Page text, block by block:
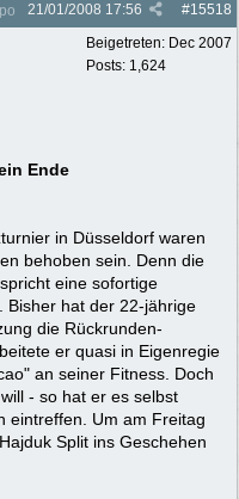
#15518
21/01/2008 17:56
Beigetreten: Dec 2007
Posts: 1,624
Ende
in Düsseldorf waren
behoben sein. Denn die
eine sofortige
Bisher hat der 22-jährige
die Rückrunden-
er quasi in Eigenregie
an seiner Fitness. Doch
- so hat er es selbst
eintreffen. Um am Freitag
Split ins Geschehen